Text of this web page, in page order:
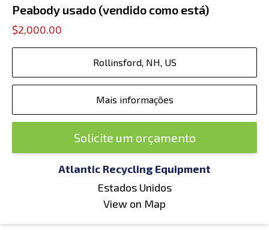
Peabody usado (vendido como está)
$2,000.00
Rollinsford, NH, US
Mais informações
Solicite um orçamento
Atlantic Recycling Equipment
Estados Unidos
View on Map